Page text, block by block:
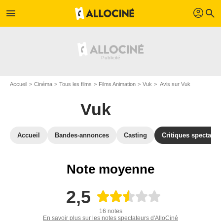
menu profil search
Accueil Cinéma Tous les films Films Animation Vuk Avis sur Vuk
Vuk
Accueil Bandes-annonces Casting Critiques
Note moyenne
2,5
16 notes
En savoir plus sur les notes spectateurs d'AlloCiné